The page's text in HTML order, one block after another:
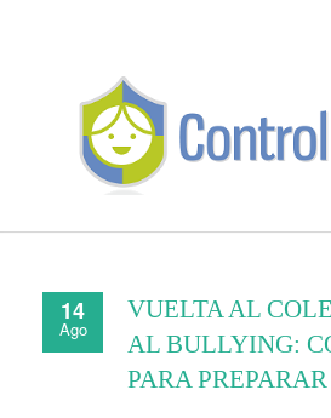
14
Ago
VUELTA AL
AL BULLYING:
PARA